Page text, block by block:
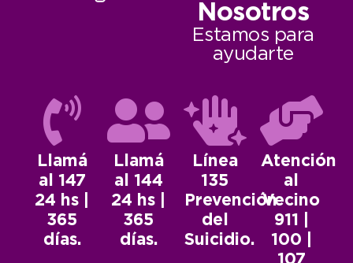
Nosotros
Estamos para
ayudarte
Llamá
al 147
24 hs |
365
días.
Llamá
al 144
24 hs |
365
días.
Línea
135
Prevención
del
Suicidio.
Atención
al
Vecino
911 |
100 |
107